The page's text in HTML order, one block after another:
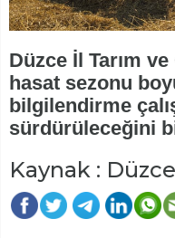
Düzce İl Tarım
hasat sezonu
bilgilendirme
sürdürüleceğini
Kaynak :